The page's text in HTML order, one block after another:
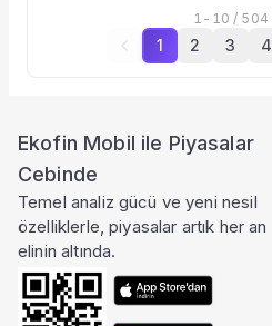
1 - 10 / 504
1 2 3 4
Ekofin Mobil ile Piyasalar
Cebinde
Temel analiz gücü ve yeni nesil
özelliklerle, piyasalar artık her an
elinin altında.